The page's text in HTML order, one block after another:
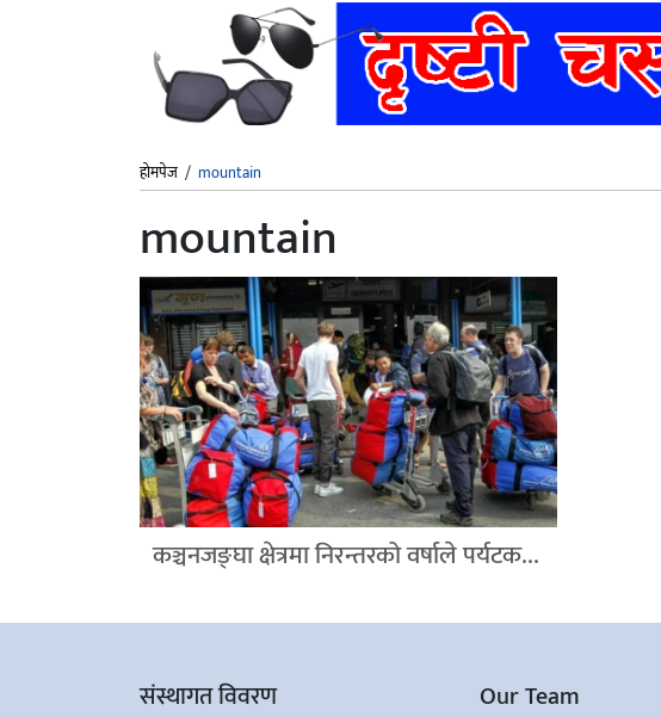
होमपेज / mountain
mountain
कञ्चनजङ्घा क्षेत्रमा निरन्तरको वर्षाले पर्यटक...
संस्थागत विवरण Our Team